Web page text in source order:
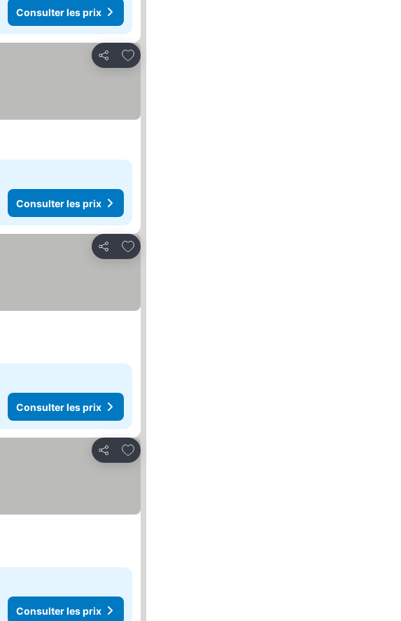
Consulter les prix
Partager
Ajouter à mes favoris
Consulter les prix
Partager
Ajouter à mes favoris
Consulter les prix
Partager
Ajouter à mes favoris
Consulter les prix